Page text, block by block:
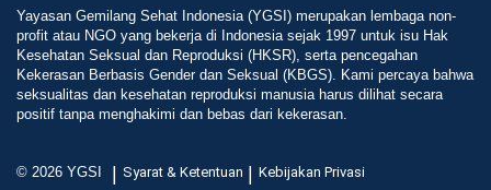
Yayasan Gemilang Sehat Indonesia (YGSI) merupakan lembaga non-
profit atau NGO yang bekerja di Indonesia sejak 1997 untuk isu Hak
Kesehatan Seksual dan Reproduksi (HKSR), serta pencegahan
Kekerasan Berbasis Gender dan Seksual (KBGS). Kami percaya bahwa
seksualitas dan kesehatan reproduksi manusia harus dilihat secara
positif tanpa menghakimi dan bebas dari kekerasan.
© 2026 YGSI | Syarat & Ketentuan | Kebijakan Privasi